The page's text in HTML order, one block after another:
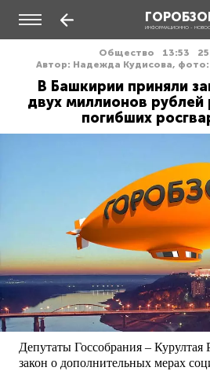
ИНФОРМАЦИОННО -
Общество 13:53
Автор: Надежда Кудисова,
В Башкирии приняли
двух миллионов
погибших
Депутаты Госсобрания – Курултая
закон о дополнительных мерах